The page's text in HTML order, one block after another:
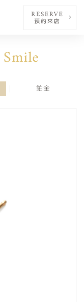
RESERVE
預約來店
鉑金